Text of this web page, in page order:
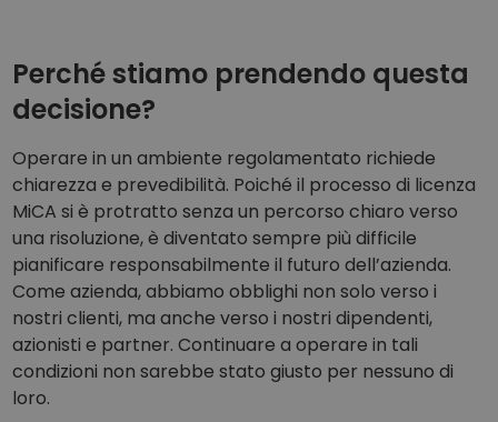
Perché stiamo prendendo questa
decisione?
Operare in un ambiente regolamentato richiede
chiarezza e prevedibilità. Poiché il processo di licenza
MiCA si è protratto senza un percorso chiaro verso
una risoluzione, è diventato sempre più difficile
pianificare responsabilmente il futuro dell’azienda.
Come azienda, abbiamo obblighi non solo verso i
nostri clienti, ma anche verso i nostri dipendenti,
azionisti e partner. Continuare a operare in tali
condizioni non sarebbe stato giusto per nessuno di
loro.